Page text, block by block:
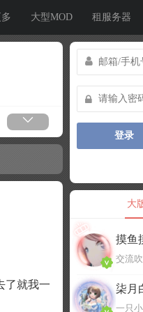
多 大型MOD 租服务器
了就我一
登录
大
摸鱼
交流
柒月